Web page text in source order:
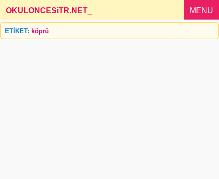
OKULONCESiTR.NET MENU
ETİKET: köprü